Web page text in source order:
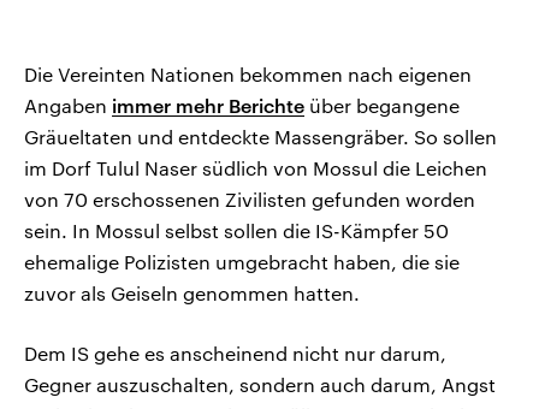
Die Vereinten Nationen bekommen nach eigenen
Angaben immer mehr Berichte über begangene
Gräueltaten und entdeckte Massengräber. So sollen
im Dorf Tulul Naser südlich von Mossul die Leichen
von 70 erschossenen Zivilisten gefunden worden
sein. In Mossul selbst sollen die IS-Kämpfer 50
ehemalige Polizisten umgebracht haben, die sie
zuvor als Geiseln genommen hatten.
Dem IS gehe es anscheinend nicht nur darum,
Gegner auszuschalten, sondern auch darum, Angst